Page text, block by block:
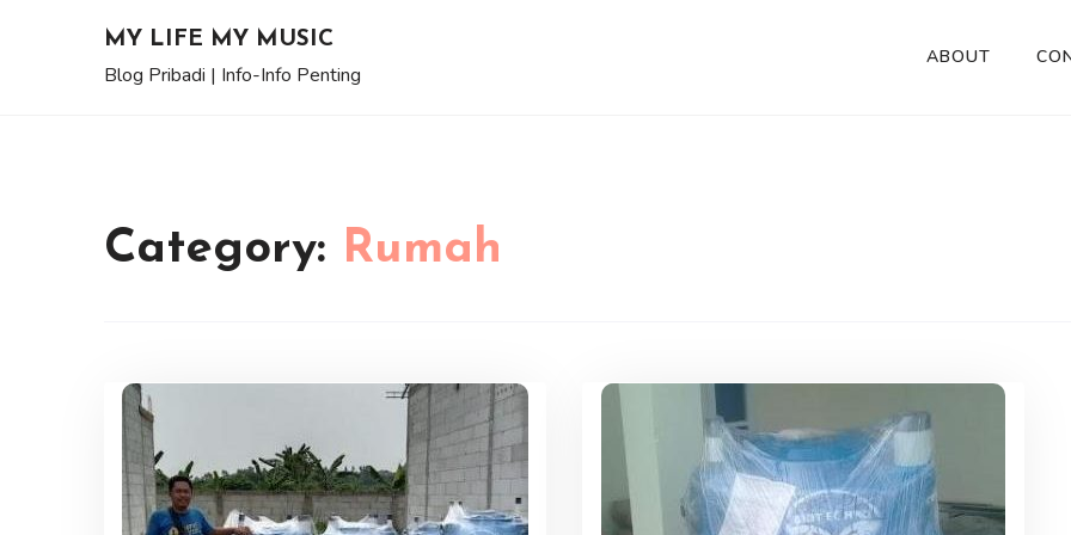
MY LIFE MY MUSIC
Blog Pribadi | Info-Info Penting
ABOUT
Category: Rumah